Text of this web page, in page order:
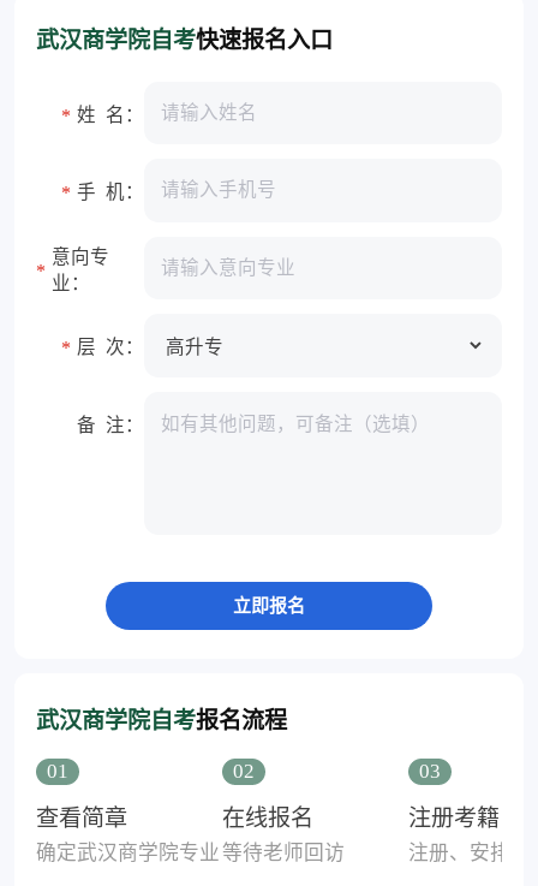
武汉商学院自考快速报名入口
* 姓 名：
* 手 机：
*
意向专
业：
* 层 次：
备 注：
武汉商学院自考报名流程
01
查看简章
确定武汉商学院专业
02
在线报名
等待老师回访
03
注册考籍
注册、安排